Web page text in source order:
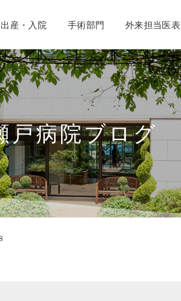
出産・入院 手術部門 外来担当医表
戸病院ブログ